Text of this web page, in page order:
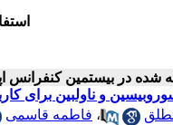
و ناولبین برای
، فاطمه قاسمی